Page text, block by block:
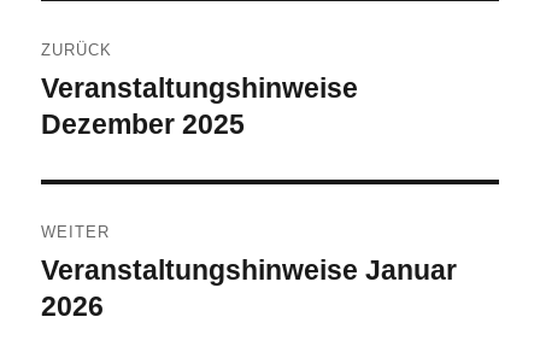
ZURÜCK
Vorheriger
Beitrag:
Veranstaltungshinweise
Dezember 2025
WEITER
Nächster
Beitrag:
Veranstaltungshinweise Januar
2026